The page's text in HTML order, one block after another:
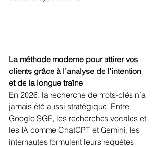
La méthode moderne pour attirer vos
clients grâce à l’analyse de l’intention
et de la longue traîne
En 2026, la recherche de mots-clés n’a
jamais été aussi stratégique. Entre
Google SGE, les recherches vocales et
les IA comme ChatGPT et Gemini, les
internautes formulent leurs requêtes